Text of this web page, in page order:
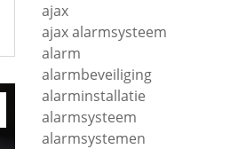
ajax
ajax alarmsysteem
alarm
alarmbeveiliging
alarminstallatie
alarmsysteem
alarmsystemen